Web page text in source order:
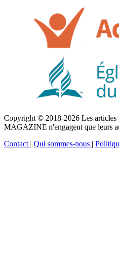
Copyright © 2018-2026 Les
MAGAZINE n'engagent que leurs
Contact | Qui sommes-nous |